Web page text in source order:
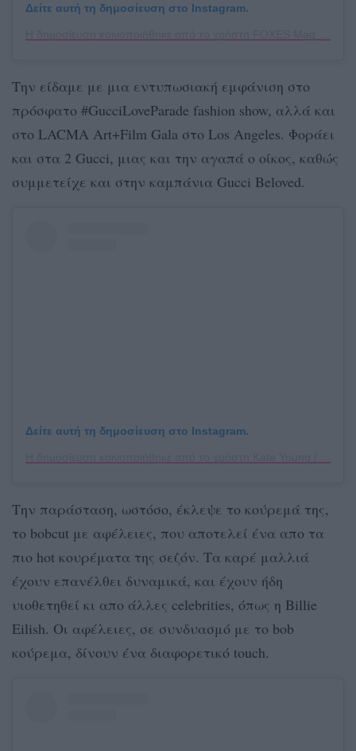
Δείτε αυτή τη δημοσίευση στο Instagram.
Την είδαμε με μια εντυπωσιακή εμφάνιση στο
πρόσφατο #GucciLoveParade fashion show, αλλά και
στο LACMA Art+Film Gala στο Los Angeles. Φοράει
και στα 2 Gucci, μιας και την αγαπά ο οίκος, καθώς
συμμετείχε και στην καμπάνια Gucci Beloved.
Δείτε αυτή τη δημοσίευση στο Instagram.
Την παράσταση, ωστόσο, έκλεψε το κούρεμά της,
το bobcut με αφέλειες, που αποτελεί ένα απο τα
πιο hot κουρέματα της σεζόν. Τα καρέ μαλλιά
έχουν επανέλθει δυναμικά, και έχουν ήδη
υιοθετηθεί κι απο άλλες celebrities, όπως η Billie
Eilish. Οι αφέλειες, σε συνδυασμό με το bob
κούρεμα, δίνουν ένα διαφορετικό touch.